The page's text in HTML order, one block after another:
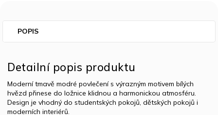
POPIS
Detailní popis produktu
Moderní tmavě modré povlečení s výrazným motivem bílých
hvězd přinese do ložnice klidnou a harmonickou atmosféru.
Design je vhodný do studentských pokojů, dětských pokojů i
moderních interiérů.